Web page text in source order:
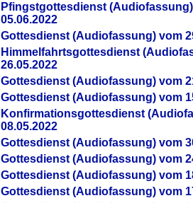
Pfingstgottesdienst
05.06.2022
Gottesdienst (Audiofassung) vom
Himmelfahrtsgottesdienst
26.05.2022
Gottesdienst (Audiofassung) vom
Gottesdienst (Audiofassung) vom
Konfirmationsgottesdienst
08.05.2022
Gottesdienst (Audiofassung) vom
Gottesdienst (Audiofassung) vom
Gottesdienst (Audiofassung) vom
Gottesdienst (Audiofassung) vom